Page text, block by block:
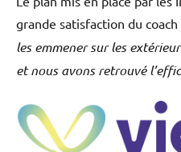
grande satisfaction du coach
les emmener sur les
et nous avons retrouvé